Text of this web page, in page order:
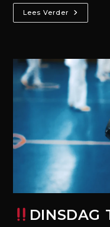
Lees Verder
DINSDAG